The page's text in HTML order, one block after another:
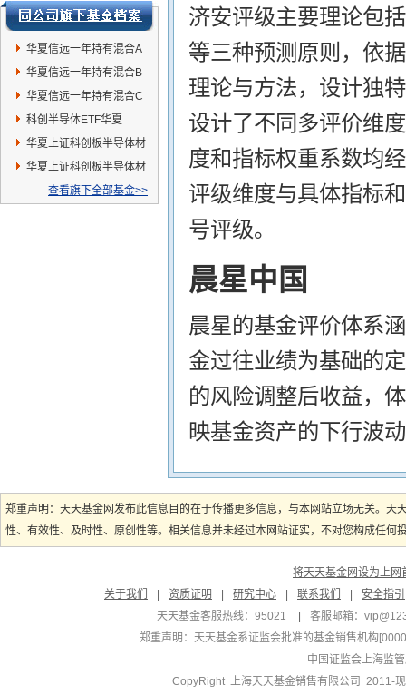
华夏信远一年持有混合A
华夏信远一年持有混合B
华夏信远一年持有混合C
科创半导体ETF华夏
华夏上证科创板半导体材
料设备主题ETF发起式联
华夏上证科创板半导体材
料设备主题ETF发起式联
查看旗下全部基金>>
济安评级主要理论包
等三种预测原则，依
理论与方法，设计独
设计了不同多评价维
度和指标权重系数均
评级维度与具体指标
号评级。
晨星中国
晨星的基金评价体系
金过往业绩为基础的
的风险调整后收益，
映基金资产的下行波
郑重声明：天天基金网发布此信息目的在于传播更多信息，与本网站立场无关。
性、有效性、及时性、原创性等。相关信息并未经过本网站证实，不对您构成任
将天天基金网设为上网
关于我们
资质证明 研究中心 联系我们
安全指引
天天基金客服热线：95021
客服邮箱：
郑重声明： 天天基金系证监会批准的基金销售机构
中国证监会上海监
CopyRight 上海天天基金销售有限公司 2011-